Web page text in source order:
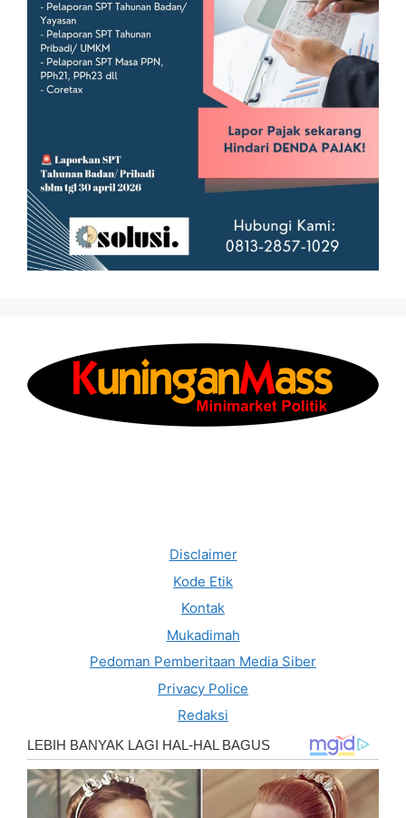
Disclaimer
Kode Etik
Kontak
Mukadimah
Pedoman Pemberitaan Media Siber
Privacy Police
Redaksi